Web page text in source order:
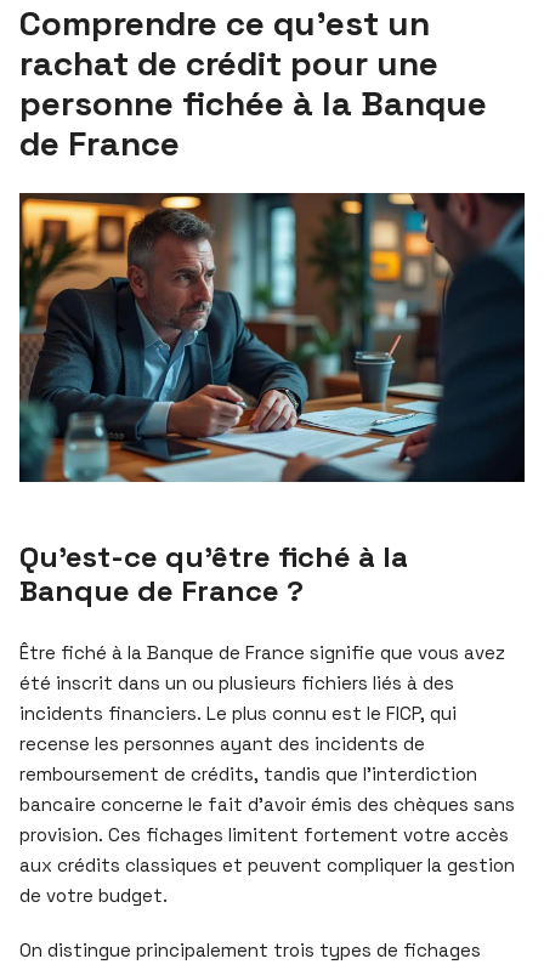
Comprendre ce qu’est un
rachat de crédit pour une
personne fichée à la Banque
de France
Qu’est-ce qu’être fiché à la
Banque de France ?
Être fiché à la Banque de France signifie que vous avez
été inscrit dans un ou plusieurs fichiers liés à des
incidents financiers. Le plus connu est le FICP, qui
recense les personnes ayant des incidents de
remboursement de crédits, tandis que l’interdiction
bancaire concerne le fait d’avoir émis des chèques sans
provision. Ces fichages limitent fortement votre accès
aux crédits classiques et peuvent compliquer la gestion
de votre budget.
On distingue principalement trois types de fichages